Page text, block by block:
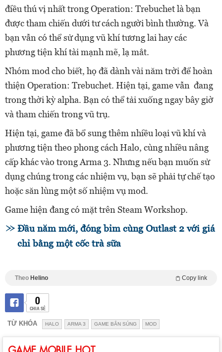
điều thú vị nhất trong Operation: Trebuchet là bạn
được tham chiến dưới tư cách người bình thường. Và
bạn vẫn có thể sử dụng vũ khí tương lai hay các
phương tiện khí tài mạnh mẽ, lạ mắt.
Nhóm mod cho biết, họ đã dành vài năm trời để hoàn
thiện Operation: Trebuchet. Hiện tại, game vẫn đang
trong thời kỳ alpha. Bạn có thể tải xuống ngay bây giờ
và tham chiến trong vũ trụ.
Hiện tại, game đã bổ sung thêm nhiều loại vũ khí và
phương tiện theo phong cách Halo, cùng nhiều nâng
cấp khác vào trong Arma 3. Nhưng nếu bạn muốn sử
dụng chúng trong các nhiệm vụ, bạn sẽ phải tự chế tạo
hoặc săn lùng một số nhiệm vụ mod.
Game hiện đang có mặt trên Steam Workshop.
Đầu năm mới, đóng bỉm cùng Outlast 2 với giá
chỉ bằng một cốc trà sữa
Theo Helino Copy link
0
CHIA SẺ
TỪ KHÓA HALO ARMA 3 GAME BẮN SÚNG MOD
GAME MOBILE HOT